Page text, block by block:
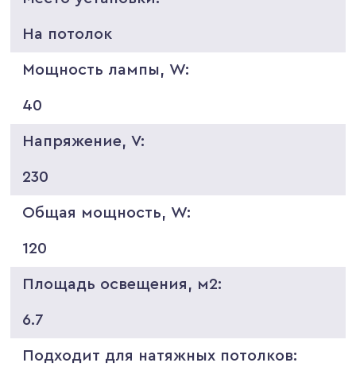
На потолок
Мощность лампы, W:
40
Напряжение, V:
230
Общая мощность, W:
120
Площадь освещения, м2:
6.7
Подходит для натяжных потолков: